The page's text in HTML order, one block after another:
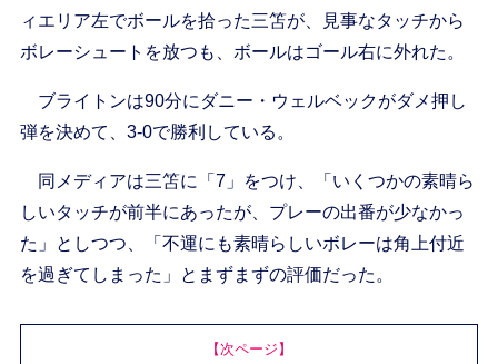
ィエリア左でボールを拾った三笘が、見事なタッチから
ボレーシュートを放つも、ボールはゴール右に外れた。
ブライトンは90分にダニー・ウェルベックがダメ押し
弾を決めて、3-0で勝利している。
同メディアは三笘に「7」をつけ、「いくつかの素晴ら
しいタッチが前半にあったが、プレーの出番が少なかっ
た」としつつ、「不運にも素晴らしいボレーは角上付近
を過ぎてしまった」とまずまずの評価だった。
【次ページ】